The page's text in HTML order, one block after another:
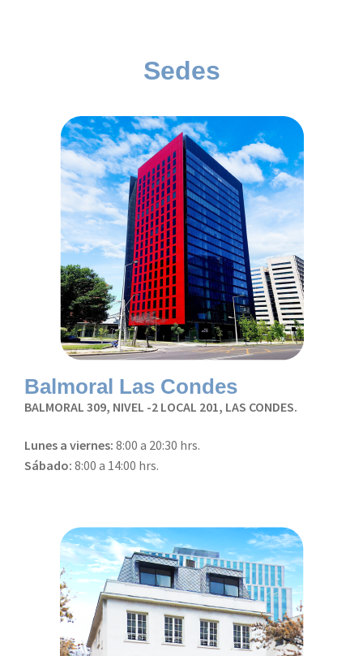
Sedes
Balmoral Las Condes
BALMORAL 309, NIVEL -2 LOCAL 201, LAS CONDES.
Lunes a viernes: 8:00 a 20:30 hrs.
Sábado: 8:00 a 14:00 hrs.